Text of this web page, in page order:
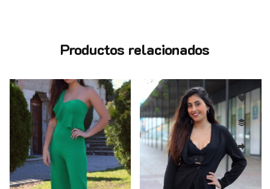
Productos relacionados